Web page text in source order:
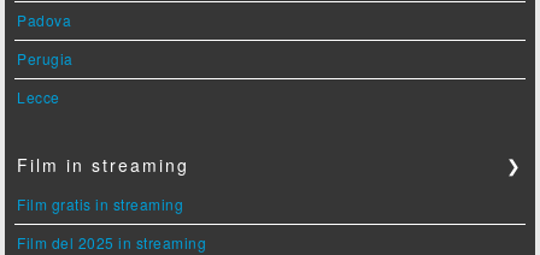
Padova
Perugia
Lecce
Film in streaming ❯
Film gratis in streaming
Film del 2025 in streaming